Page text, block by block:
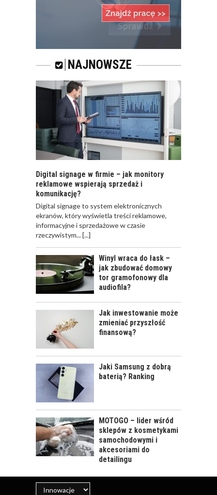
NAJNOWSZE
Digital signage w firmie – jak monitory
reklamowe wspierają sprzedaż i
komunikację?
​Digital signage to system elektronicznych
ekranów, który wyświetla treści reklamowe,
informacyjne i sprzedażowe w czasie
rzeczywistym...[...]
Winyl wraca do łask –
jak zbudować domowy
tor gramofonowy dla
audiofila?
Jak inwestowanie może
zmieniać przyszłość
finansową?
Jaki Samsung z dobrą
baterią? Ranking
MOTOGO – lider wśród
sklepów z kosmetykami
samochodowymi i
akcesoriami do
detailingu